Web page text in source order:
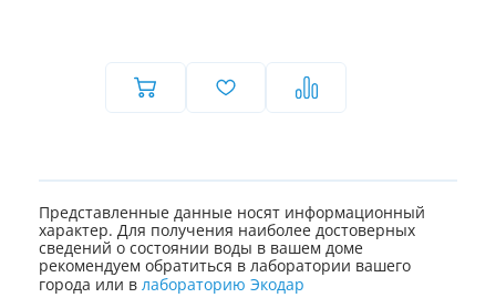
Представленные данные носят информационный
характер. Для получения наиболее достоверных
сведений о состоянии воды в вашем доме
рекомендуем обратиться в лаборатории вашего
города или в лабораторию Экодар